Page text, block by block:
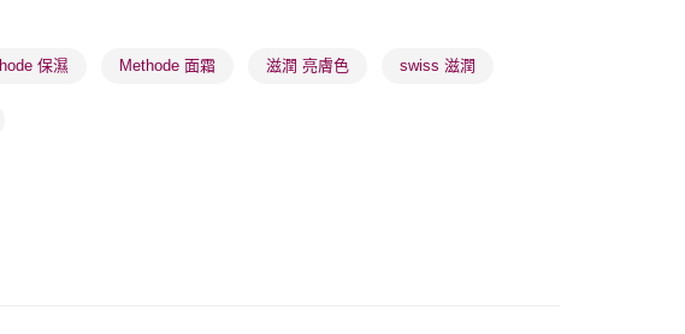
每筆HK$65.00，滿HK$300.00或以上免運費
莎莎獨家品牌✨ 全部產品
保濕 Methode 面霜 滋潤 亮膚色 swiss 滋潤